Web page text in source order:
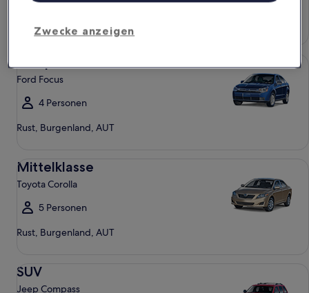
Ford Focus
4 Personen
Rust, Burgenland, AUT
Mittelklasse
Toyota Corolla
5 Personen
Rust, Burgenland, AUT
SUV
Jeep Compass
Zwecke anzeigen